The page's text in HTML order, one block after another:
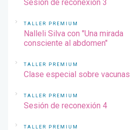
Sesión de reconexión 3
TALLER PREMIUM
Nalleli Silva con "Una mirada
consciente al abdomen"
TALLER PREMIUM
Clase especial sobre vacunas
TALLER PREMIUM
Sesión de reconexión 4
TALLER PREMIUM